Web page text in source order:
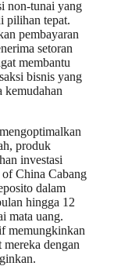
non-tunai yang
pilihan tepat.
pembayaran
setoran
membantu
bisnis yang
kemudahan
produk
investasi
China Cabang
dalam
hingga 12
mata uang.
memungkinkan
mereka dengan